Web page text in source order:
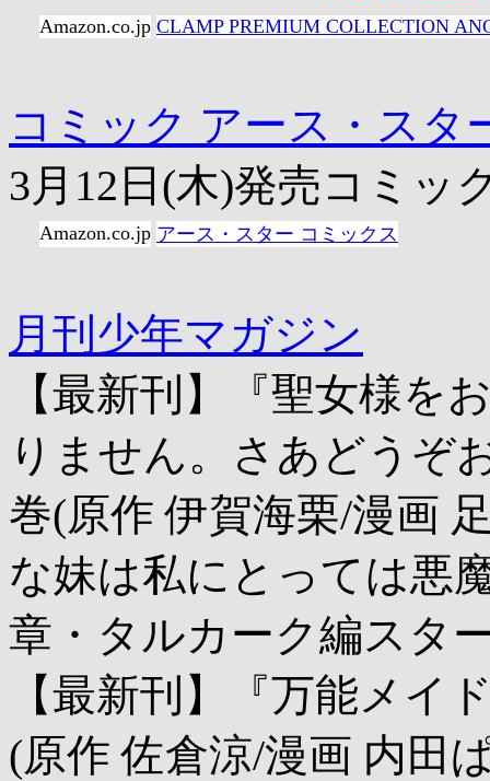
Amazon.co.jp CLAMP PREMIUM COLLECTION
コミック アース・スタ
3月12日(木)発売コミッ
Amazon.co.jp アース・スター コミックス
月刊少年マガジン
【最新刊】『聖女様を
りません。さあどうぞ
巻(原作 伊賀海栗/漫画
な妹は私にとっては悪
章・タルカーク編スタ
【最新刊】『万能メイ
(原作 佐倉涼/漫画 内田